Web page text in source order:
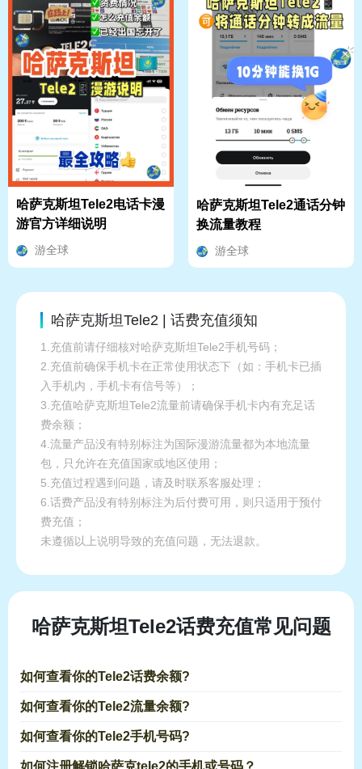
哈萨克斯坦Tele2电话卡漫
游官方详细说明
游全球
哈萨克斯坦Tele2通话分钟
换流量教程
游全球
哈萨克斯坦Tele2 | 话费充值须知
1.充值前请仔细核对哈萨克斯坦Tele2手机号码；
2.充值前确保手机卡在正常使用状态下（如：手机卡已插
入手机内，手机卡有信号等）；
3.充值哈萨克斯坦Tele2流量前请确保手机卡内有充足话
费余额；
4.流量产品没有特别标注为国际漫游流量都为本地流量
包，只允许在充值国家或地区使用；
5.充值过程遇到问题，请及时联系客服处理；
6.话费产品没有特别标注为后付费可用，则只适用于预付
费充值；
未遵循以上说明导致的充值问题，无法退款。
哈萨克斯坦Tele2话费充值常见问题
如何查看你的Tele2话费余额?
如何查看你的Tele2流量余额?
如何查看你的Tele2手机号码?
如何注册解锁哈萨克tele2的手机或号码？